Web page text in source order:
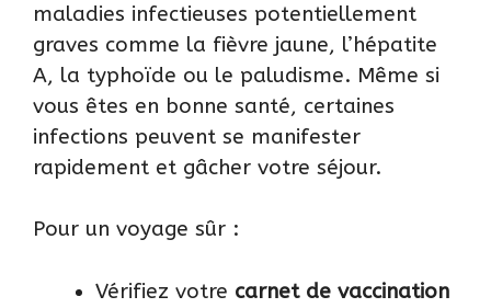
maladies infectieuses potentiellement
graves comme la fièvre jaune, l’hépatite
A, la typhoïde ou le paludisme. Même si
vous êtes en bonne santé, certaines
infections peuvent se manifester
rapidement et gâcher votre séjour.
Pour un voyage sûr :
Vérifiez votre carnet de vaccination